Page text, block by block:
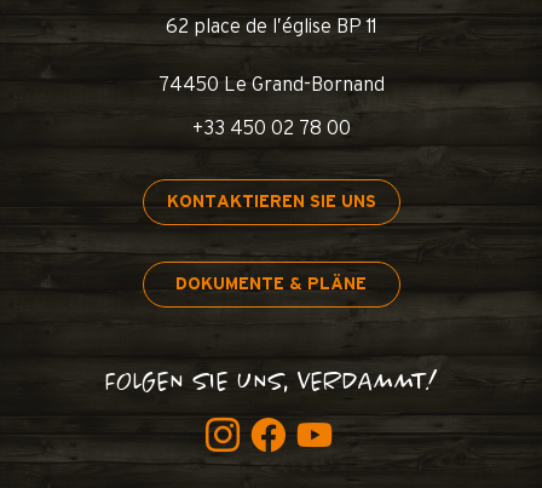
62 place de l’église BP 11
74450 Le Grand-Bornand
+33 450 02 78 00
KONTAKTIEREN SIE UNS
DOKUMENTE & PLÄNE
FOLGEN SIE UNS, VERDAMMT!